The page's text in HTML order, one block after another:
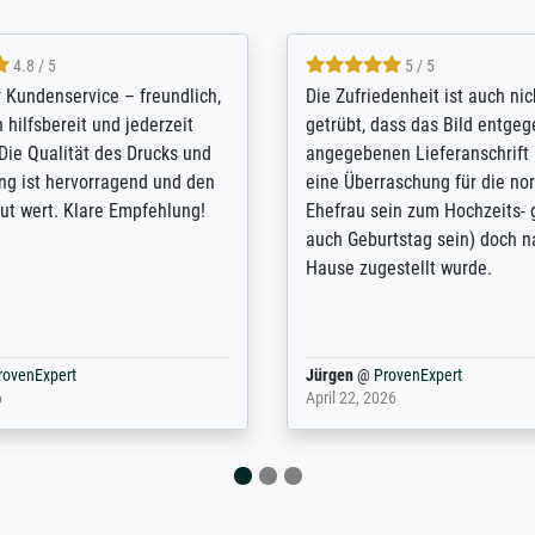
5 / 5
mit der
Großvaters aus dem 1.
ich ein
Bild. Das habe ich bei
Bei der Auswahl der
...
4.8 / 5
Hervorragende Qualität.
vieles anpassen lassen, wie
Randentfernung, Farbe,
Kontrast und Weiteres. Sehr
Kontaktperson per Mail. Das
Kunstdruck) wurde sehr gut
sehr starke Papprolle mit
Anonym@ProvenExpert
August 12, 2025